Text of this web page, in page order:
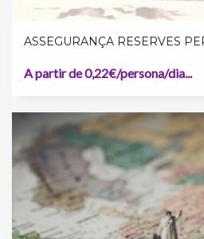
ASSEGURANÇA RESERVES
A partir de 0,22€/persona/dia...